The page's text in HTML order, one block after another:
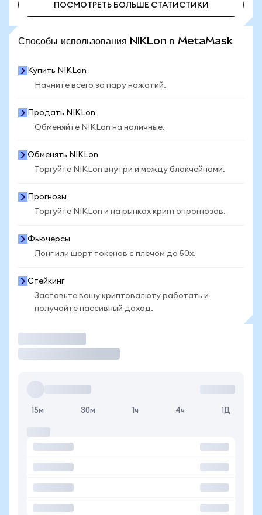
ПОСМОТРЕТЬ БОЛЬШЕ СТАТИСТИКИ
Способы использования NIKLon в MetaMask
Купить NIKLon
Начните всего за пару нажатий.
Продать NIKLon
Обменяйте NIKLon на наличные.
Обменять NIKLon
Торгуйте NIKLon внутри и между блокчейнами.
Прогнозы
Торгуйте NIKLon и на рынках криптопрогнозов.
Фьючерсы
Лонг или шорт токенов с плечом до 50x.
Стейкинг
Заставьте вашу криптовалюту работать и
получайте пассивный доход.
15м 30м 1ч 4ч 1Д